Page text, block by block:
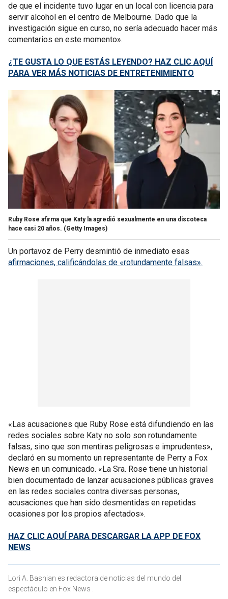
de que el incidente tuvo lugar en un local con licencia para
servir alcohol en el centro de Melbourne. Dado que la
investigación sigue en curso, no sería adecuado hacer más
comentarios en este momento».
¿TE GUSTA LO QUE ESTÁS LEYENDO? HAZ CLIC AQUÍ
PARA VER MÁS NOTICIAS DE ENTRETENIMIENTO
Ruby Rose afirma que Katy la agredió sexualmente en una discoteca
hace casi 20 años. (Getty Images)
Un portavoz de Perry desmintió de inmediato esas
afirmaciones, calificándolas de «rotundamente falsas».
«Las acusaciones que Ruby Rose está difundiendo en las
redes sociales sobre Katy no solo son rotundamente
falsas, sino que son mentiras peligrosas e imprudentes»,
declaró en su momento un representante de Perry a Fox
News en un comunicado. «La Sra. Rose tiene un historial
bien documentado de lanzar acusaciones públicas graves
en las redes sociales contra diversas personas,
acusaciones que han sido desmentidas en repetidas
ocasiones por los propios afectados».
HAZ CLIC AQUÍ PARA DESCARGAR LA APP DE FOX
NEWS
Lori A. Bashian es redactora de noticias del mundo del
espectáculo en Fox News .